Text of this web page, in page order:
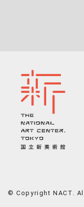
© Copyright NACT.